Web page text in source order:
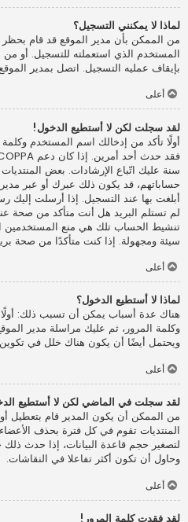
لماذا لا يمكنني التسجيل؟
من الممكن بأن مدير الموقع قد قام
المستخدم الذي استعملته للتسجيل. أو
بإيقاف عمليه التسجيل. اتصل بمدير
أعلى
لقد سجلت لكن لا أستطيع الدخول!
أولًا تأكد من إدخالك اسم المستخدم
سنة عليك اتّباع الإرشادات. بعض
حساباتهم، قد يكون ذلك عبرك أو عبر
أبلغت بها عند التسجيل. إذا أرسلت إليك
لم تستلم البريد هل أنت متأكد من صحة
تنشيط الحساب تلك هي منع المستخدمين
سيئة ومجهولة. إذا كنت متأكدًا من صحة
أعلى
لماذا لا أستطيع الدخول؟
هناك عدة أسباب يمكن أن تسبب ذلك:
وكلمة المرور، ثم عليك مراسلة مدير
ويحتمل أيضًا أن يكون هناك خلل في
أعلى
لقد سجلت في الماضي لكن لا أستطيع
من الممكن أن يكون المدير قام
المنتديات تقوم في كل فترة بحذف
لتصغير حجم قاعدة البيانات، إذا حدث
وحاول أن تكون أكثر تفاعلا في النقاشات.
أعلى
لقد فقدت كلمة المرور!